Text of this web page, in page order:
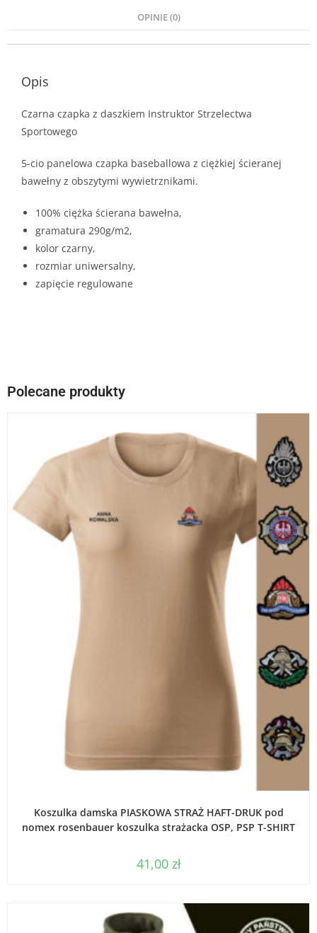
OPINIE (0)
Opis
Czarna czapka z daszkiem Instruktor Strzelectwa
Sportowego
5-cio panelowa czapka baseballowa z ciężkiej ścieranej
bawełny z obszytymi wywietrznikami.
100% ciężka ścierana bawełna,
gramatura 290g/m2,
kolor czarny,
rozmiar uniwersalny,
zapięcie regulowane
Polecane produkty
Koszulka damska PIASKOWA STRAŻ HAFT-DRUK pod
nomex rosenbauer koszulka strażacka OSP, PSP T-SHIRT
41,00 zł